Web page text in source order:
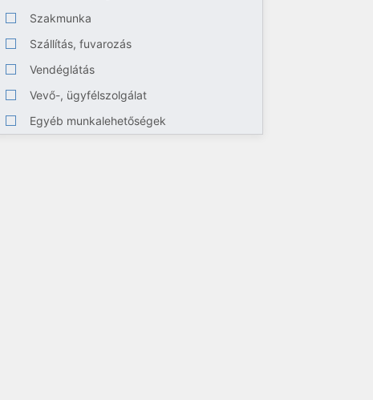
Szakmunka
Szállítás, fuvarozás
Vendéglátás
Vevő-, ügyfélszolgálat
Egyéb munkalehetőségek